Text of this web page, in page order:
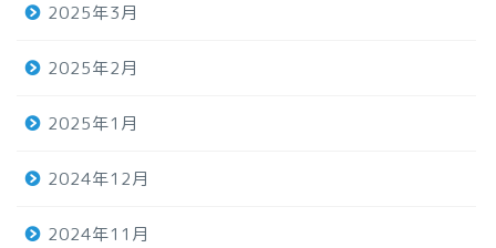
2025年3月
2025年2月
2025年1月
2024年12月
2024年11月